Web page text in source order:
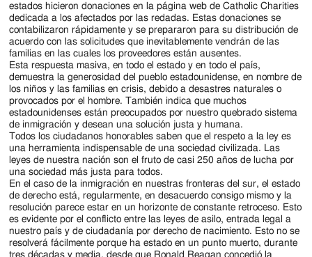
estados hicieron donaciones en la página web de Catholic Charities
dedicada a los afectados por las redadas. Estas donaciones se
contabilizaron rápidamente y se prepararon para su distribución de
acuerdo con las solicitudes que inevitablemente vendrán de las
familias en las cuales los proveedores están ausentes.
Esta respuesta masiva, en todo el estado y en todo el país,
demuestra la generosidad del pueblo estadounidense, en nombre de
los niños y las familias en crisis, debido a desastres naturales o
provocados por el hombre. También indica que muchos
estadounidenses están preocupados por nuestro quebrado sistema
de inmigración y desean una solución justa y humana.
Todos los ciudadanos honorables saben que el respeto a la ley es
una herramienta indispensable de una sociedad civilizada. Las
leyes de nuestra nación son el fruto de casi 250 años de lucha por
una sociedad más justa para todos.
En el caso de la inmigración en nuestras fronteras del sur, el estado
de derecho está, regularmente, en desacuerdo consigo mismo y la
resolución parece estar en un horizonte de constante retroceso. Esto
es evidente por el conflicto entre las leyes de asilo, entrada legal a
nuestro país y de ciudadanía por derecho de nacimiento. Esto no se
resolverá fácilmente porque ha estado en un punto muerto, durante
tres décadas y media, desde que Ronald Reagan concedió la